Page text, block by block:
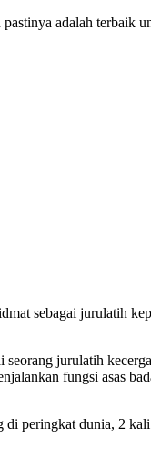
adalah
sebagai jurulatih
jurulatih
fungsi asas
peringkat dunia, 2